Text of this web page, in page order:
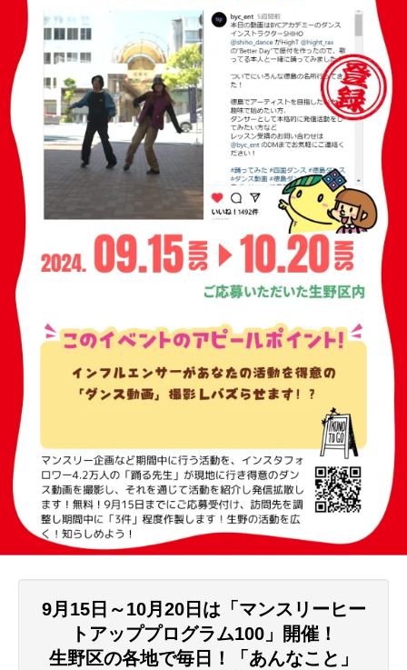
9月15日～10月20日は「マンスリーヒー
トアッププログラム100」開催！
生野区の各地で毎日！「あんなこと」